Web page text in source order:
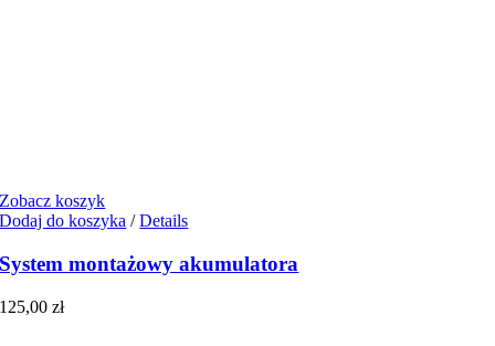
Zobacz koszyk
Dodaj do koszyka / Details
System montażowy akumulatora
125,00zł